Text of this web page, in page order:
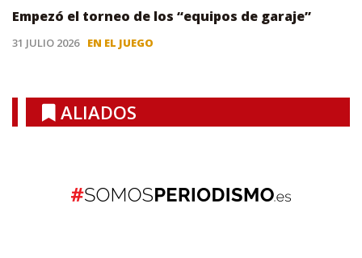
Empezó el torneo de los “equipos de garaje”
31 JULIO 2026 EN EL JUEGO
ALIADOS